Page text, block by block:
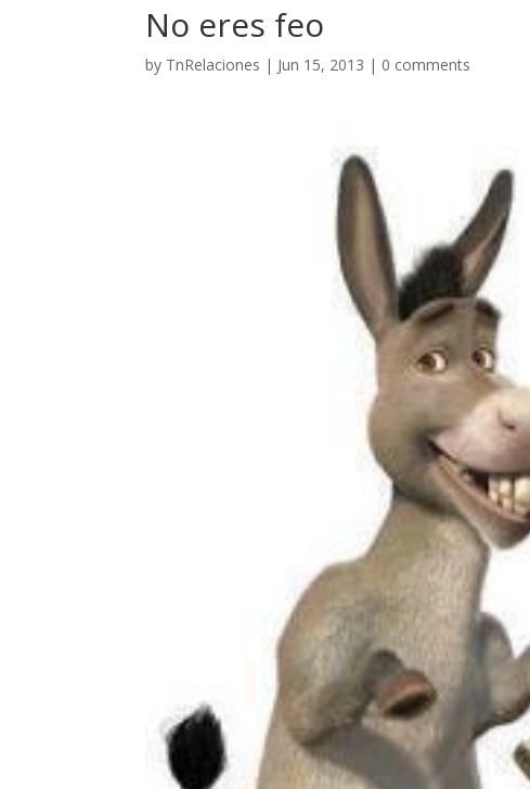
No eres feo
by TnRelaciones | Jun 15, 2013 | 0 comments